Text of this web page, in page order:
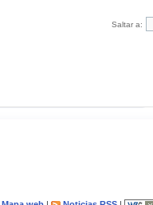
Saltar a: